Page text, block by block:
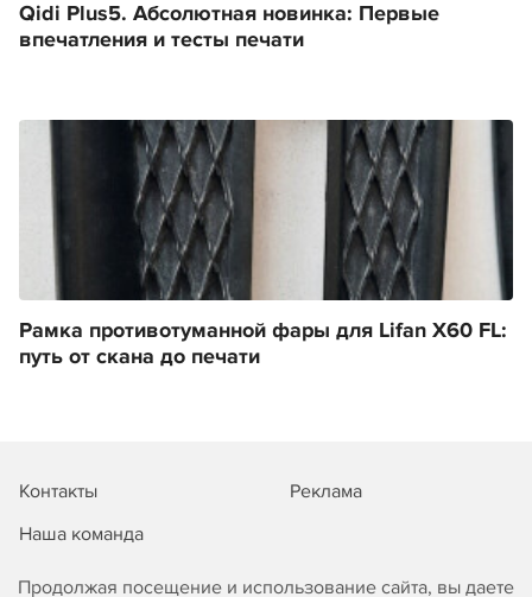
Продолжая посещение и использование сайта, вы даете
Qidi Plus5. Абсолютная новинка: Первые
впечатления и тесты печати
Рамка противотуманной фары для Lifan X60 FL:
путь от скана до печати
Контакты
Реклама
Наша команда